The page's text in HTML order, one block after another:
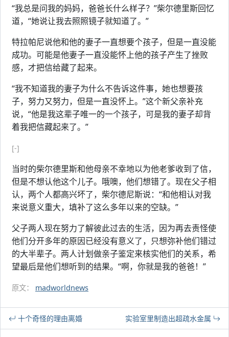
“我总是问我的妈妈，爸爸长什么样子？”柴尔德里斯回忆
道，“她说让我去照照镜子就知道了。”
特拉帕尼说他和他的妻子一直想要个孩子，但是一直没能
成功。可能是他妻子一直没能怀上他的孩子产生了挫败
感，才把信给藏了起来。
“我不知道我的妻子为什么不告诉这件事，她也想要孩
子，努力又努力，但是一直没怀上。”这个新父亲补充
说，“他是我这辈子唯一的一个孩子，可是我的妻子却背
着我把信藏起来了。”
[-]
当时的柴尔德里斯和他母亲不幸地以为他老爹收到了信，
但是不想认他这个儿子。哦噢，他们想错了。现在父子相
认，两个人都高兴坏了，柴尔德尼斯说：“和他相认对我
来说意义重大，填补了这么多年以来的空缺。”
父子两人现在努力了解彼此过去的生活，因为再去责怪使
他们分开多年的原因已经没有意义了，只想弥补他们错过
的大半辈子。两人计划做亲子鉴定来核实他们的关系，希
望最后是他们想听到的结果。“啊，你就是我的爸爸！”
原文： madworldnews
十个奇怪的理由离婚 实验室里制造出超疏水金属